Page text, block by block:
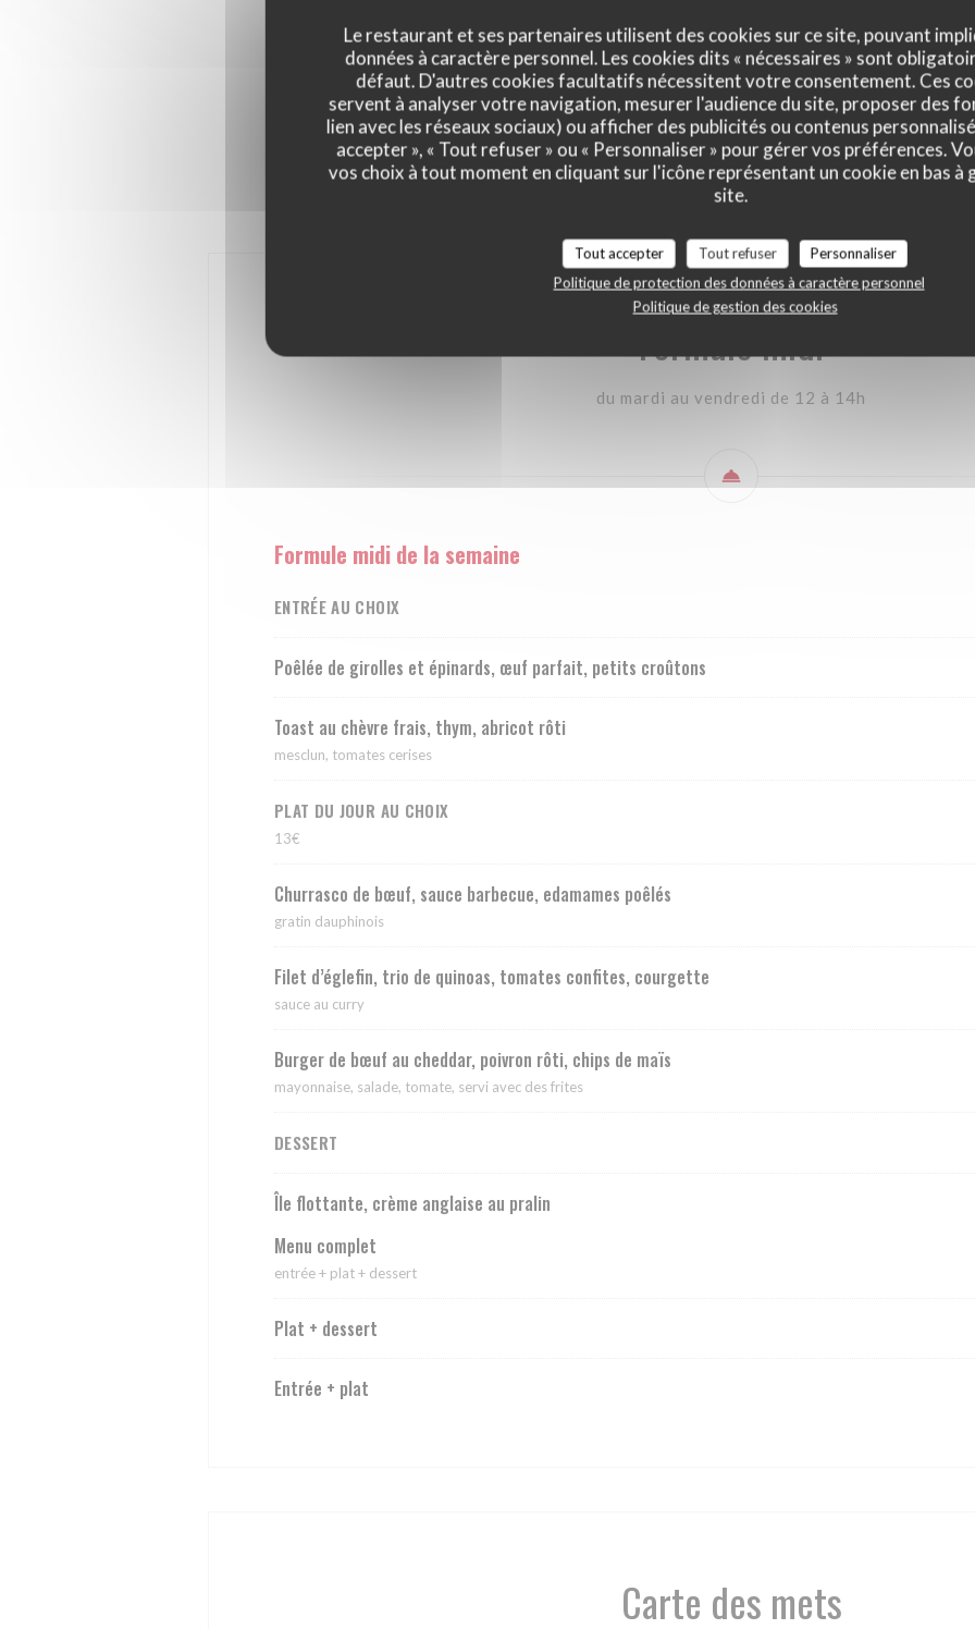
Le restaurant et ses partenaires utilisent des cookies sur ce site, pouvant
données à caractère personnel. Les cookies dits « nécessaires » sont
défaut. D'autres cookies facultatifs nécessitent votre consentement. Ces
servent à analyser votre navigation, mesurer l'audience du site, proposer des
lien avec les réseaux sociaux) ou afficher des publicités ou contenus
accepter », « Tout refuser » ou « Personnaliser » pour gérer vos préférences.
vos choix à tout moment en cliquant sur l'icône représentant un cookie en bas à
site.
Tout accepter Tout refuser
Personnaliser
Politique de protection des données à caractère personnel
Politique de gestion des cookies
Formule midi Carte des mets Carte des boissons Informations
Formule midi
du mardi au vendredi de 12 à 14h
Formule midi de la semaine
ENTRÉE AU CHOIX
Poêlée de girolles et épinards, œuf parfait, petits croûtons
Toast au chèvre frais, thym, abricot rôti
mesclun, tomates cerises
PLAT DU JOUR AU CHOIX
13€
Churrasco de bœuf, sauce barbecue, edamames poêlés
gratin dauphinois
Filet d’églefin, trio de quinoas, tomates confites, courgette
sauce au curry
Burger de bœuf au cheddar, poivron rôti, chips de maïs
mayonnaise, salade, tomate, servi avec des frites
DESSERT
Île flottante, crème anglaise au pralin
Menu complet
entrée + plat + dessert
Plat + dessert
Entrée + plat
Carte des mets